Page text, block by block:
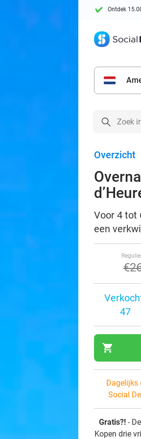
Ontdek
Overzicht
Voor 4 tot
een
47
shopping_cart
Dagelijks
Social
Gratis?! -
Kopen drie